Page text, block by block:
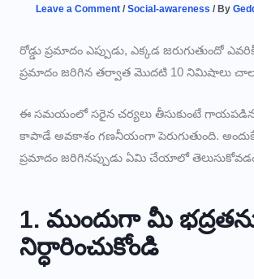
Leave a Comment / Social-awareness / By
రోడ్డు ప్రమాదం ఎప్పుడు, ఎక్కడ జరుగుతుందో
ప్రమాదం జరిగిన తర్వాత మొదటి 10 నిమిషాలు
ఈ సమయంలో సరైన చర్యలు తీసుకుంటే గాయపడిన
కాపాడే అవకాశం గణనీయంగా పెరుగుతుంది. అందుకే
ప్రమాదం జరిగినప్పుడు ఏమి చేయాలో
1. ముందుగా మీ
నిర్ధారించుకోండి